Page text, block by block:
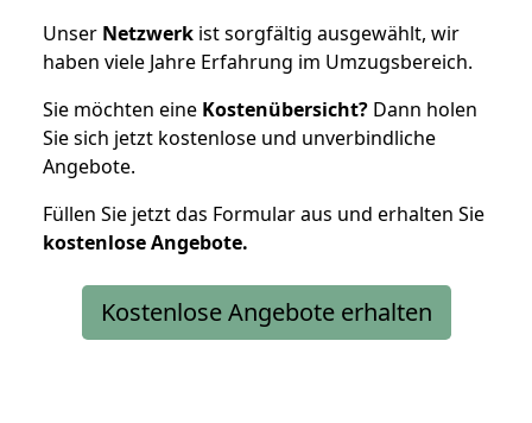
Unser Netzwerk ist sorgfältig ausgewählt, wir
haben viele Jahre Erfahrung im Umzugsbereich.
Sie möchten eine Kostenübersicht? Dann holen
Sie sich jetzt kostenlose und unverbindliche
Angebote.
Füllen Sie jetzt das Formular aus und erhalten Sie
kostenloseAngebote.
Kostenlose Angebote erhalten